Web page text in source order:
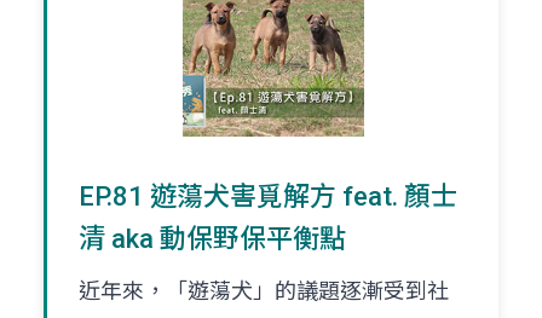
EP.81 遊蕩犬害覓解方 feat. 顏士
清 aka 動保野保平衡點
近年來，「遊蕩犬」的議題逐漸受到社